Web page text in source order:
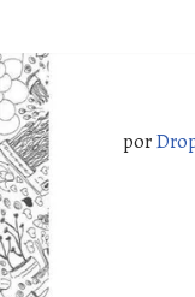
Pular
para
o
conteúdo
por